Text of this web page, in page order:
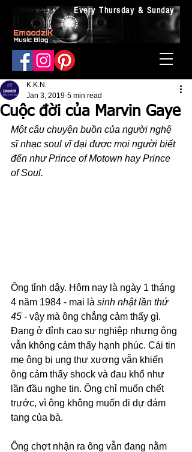
Every Thursday & Sunday
Cuộc đời của Marvin Gaye
K.K.N.
Jan 3, 2019 5 min read
Một câu chuyện buồn của người nghệ
sĩ nhạc soul vĩ đại được mọi người biết
đến như Prince of Motown hay Prince
of Soul.
Ông tỉnh dậy. Hôm nay là ngày 1 tháng
4 năm 1984 - mai là sinh nhật lần thứ
45 - vậy mà ông chẳng cảm thấy gì.
Đang ở đỉnh cao sự nghiệp nhưng ông
vẫn không cảm thấy hạnh phúc. Cái tin
mẹ ông bị ung thư xương vẫn khiến
ông cảm thấy shock và đau khổ như
lần đầu nghe tin. Ông chỉ muốn chết
trước, vì ông không muốn đi dự đám
tang của bà.
Ông chợt nhận ra ông vẫn đang nằm